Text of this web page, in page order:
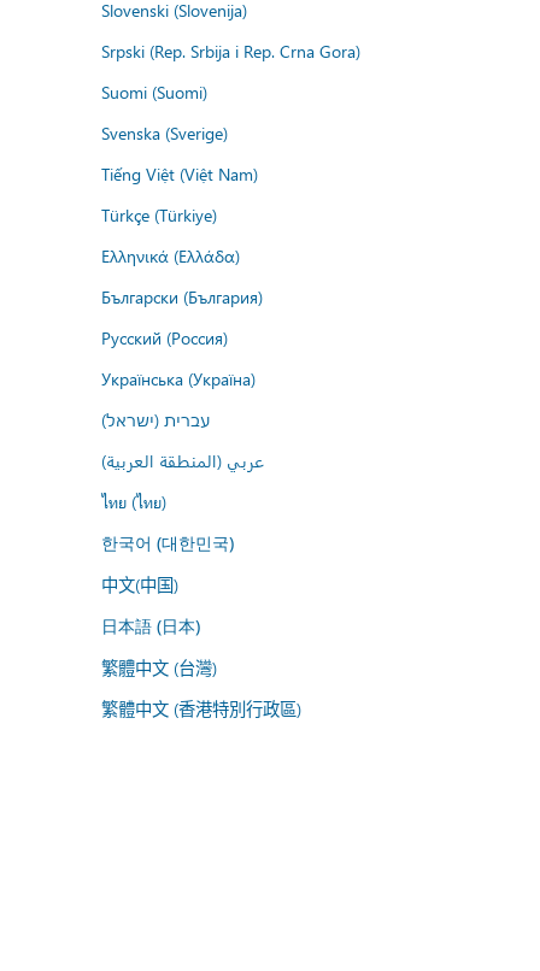
Slovenski (Slovenija)
Srpski (Rep. Srbija i Rep. Crna Gora)
Suomi (Suomi)
Svenska (Sverige)
Tiếng Việt (Việt Nam)
Türkçe (Türkiye)
Ελληνικά (Ελλάδα)
Български (България)
Русский (Россия)
Українська (Україна)
עברית (ישראל)
عربي (المنطقة العربية)
ไทย (ไทย)
한국어 (대한민국)
中文(中国)
日本語 (日本)
繁體中文 (台灣)
繁體中文 (香港特別行政區)